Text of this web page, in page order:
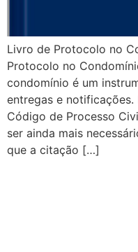
Livro de Protocolo no
Protocolo no
condomínio é um
entregas e
Código de Processo
ser ainda mais
que a citação […]